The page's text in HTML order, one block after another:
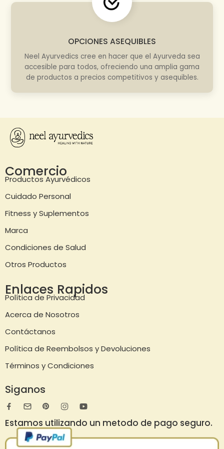
OPCIONES ASEQUIBLES
Neel Ayurvedics cree en hacer que el Ayurveda sea
accesible para todos, ofreciendo una amplia gama
de productos a precios competitivos y asequibles.
Comercio
Productos Ayurvédicos
Cuidado Personal
Fitness y Suplementos
Marca
Condiciones de Salud
Otros Productos
Enlaces Rapidos
Política de Privacidad
Acerca de Nosotros
Contáctanos
Política de Reembolsos y Devoluciones
Términos y Condiciones
Siganos
Estamos utilizando un metodo de pago seguro.